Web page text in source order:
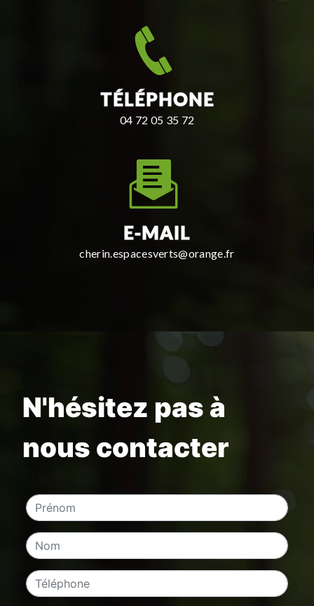
TÉLÉPHONE
04 72 05 35 72
E-MAIL
cherin.espacesverts@orange.fr
N'hésitez pas à
nous contacter